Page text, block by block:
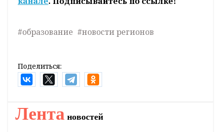
#образование #новости регионов
Поделиться:
Лента новостей